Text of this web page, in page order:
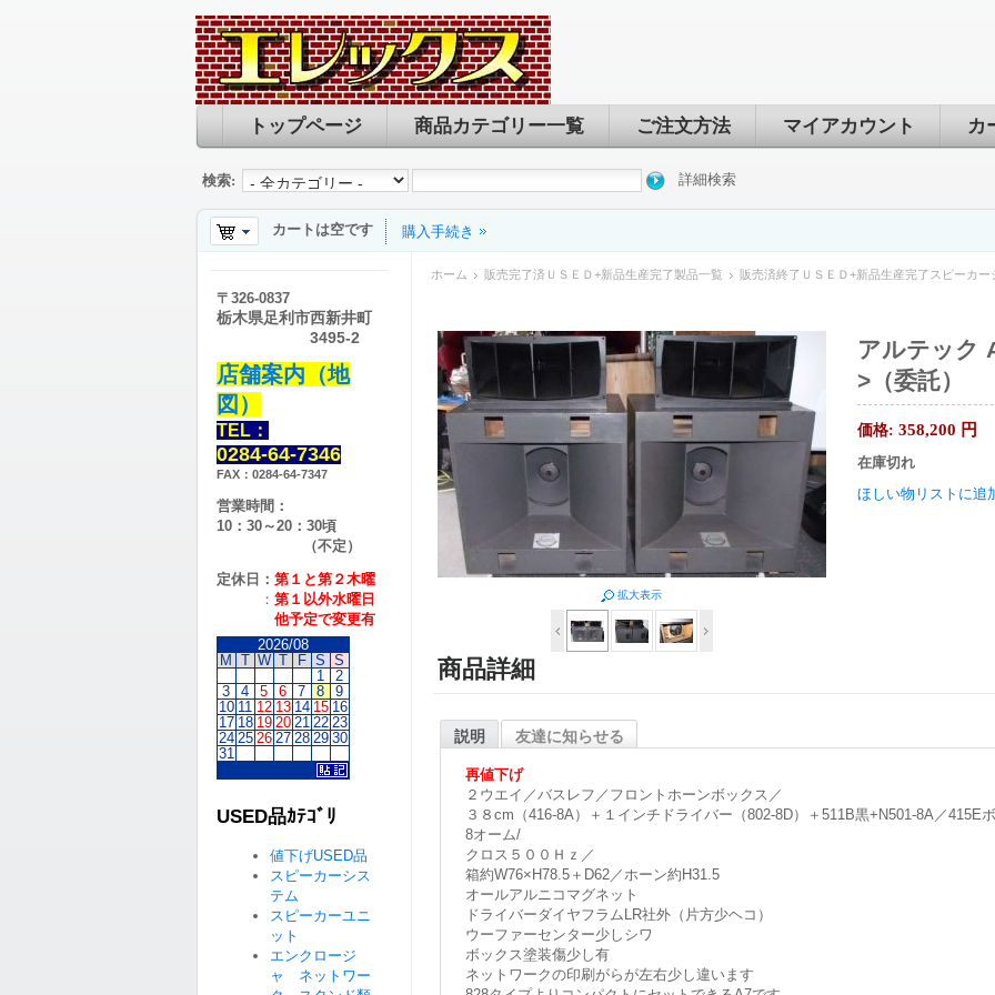
トップページ 商品カテゴリー一覧 ご注文方法 マイアカウント カ
検索: 詳細検索
カートは空です 購入手続き
ホーム 販売完了済ＵＳＥＤ+新品生産完了製品一覧 販売済終了ＵＳＥＤ+新品生産完了スピーカー
拡大表示
アルテック
>（委託）
価格: 358,200 円
在庫切れ
ほしい物リストに追
商品詳細
説明 友達に知らせる
再値下げ
２ウエイ／バスレフ／フロントホーンボックス／
３８cm（416-8A）＋１インチドライバー（802-8D）＋511B黒+N501-8A／415E
8オーム/
クロス５００Ｈｚ／
箱約W76×H78.5＋D62／ホーン約H31.5
オールアルニコマグネット
ドライバーダイヤフラムLR社外（片方少ヘコ）
ウーファーセンター少しシワ
ボックス塗装傷少し有
ネットワークの印刷がらが左右少し違います
〒 326-0837
栃木県足利市西新井町
3495-2
店舗案内（地
図）
TEL：
0284-64-7346
FAX：0284-64-7347
営業時間：
10：30～20：30頃
（不定）
定休日： 第１と第２木曜
： 第１以外水曜日
他予定で変更有
2026/08
M
T W T F S S
1
2
3
4 5 6 7 8
9
10 11 12 13 14 15 16
17 18 19 20 21 22 23
24 25 26 27 28 29 30
31
USED品ｶﾃｺﾞﾘ
値下げUSED品
スピーカーシス
テム
スピーカーユニ
ット
エンクロージ
ャ ネットワー